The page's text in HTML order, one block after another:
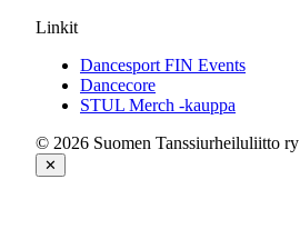
Linkit
Dancesport FIN Events
Dancecore
STUL Merch -kauppa
© 2026 Suomen Tanssiurheiluliitto ry
✕